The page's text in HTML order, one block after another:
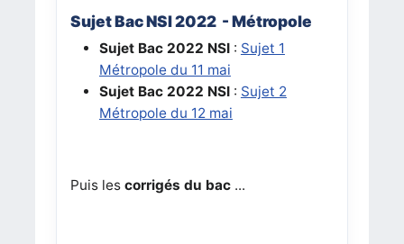
Sujet Bac NSI 2022 -Métropole
Sujet Bac 2022 NSI: Sujet 1
Métropole du 11 mai
Sujet Bac 2022 NSI: Sujet 2
Métropole du 12 mai
Puis les corrigés du bac...